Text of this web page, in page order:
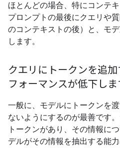
ほとんどの場合、特にコンテ
プロンプトの最後にクエリや
のコンテキストの後）と、モ
します。
クエリにトークンを追
フォーマンスが低下しま
一般に、モデルにトークンを
ないようにするのが最善です
トークンがあり、その情報に
デルがその情報を抽出する能